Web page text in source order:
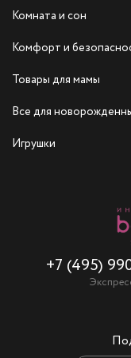
Комната и сон
Комфорт и
Товары для мамы
Все для
Игрушки
+7 (495)